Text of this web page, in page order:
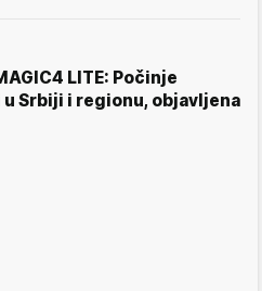
LITE: Počinje
u Srbiji i regionu, objavljena